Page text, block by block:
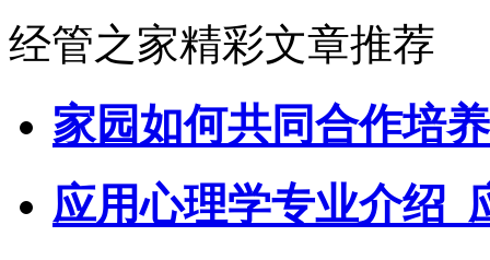
经管之家精彩文章推荐
家园如何共同合作培
应用心理学专业介绍_